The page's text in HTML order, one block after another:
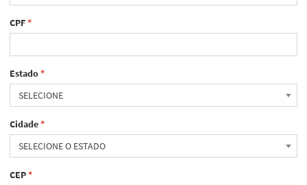
CPF*
Estado*
SELECIONE
Cidade*
SELECIONE O ESTADO
CEP*